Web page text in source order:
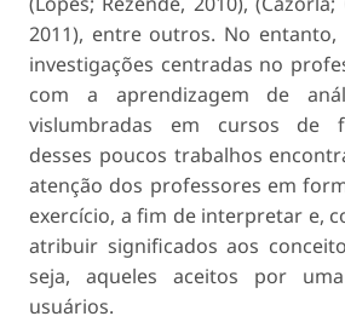
2011), entre outros. No entanto,
investigações centradas no
com a aprendizagem de
vislumbradas em cursos de
desses poucos trabalhos
atenção dos professores em
exercício, a fim de interpretar e,
atribuir significados aos
seja, aqueles aceitos por
usuários.